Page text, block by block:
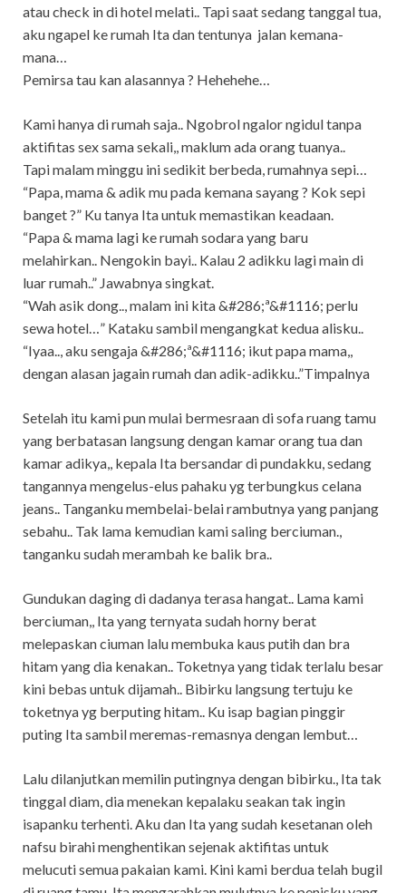
atau check in di hotel melati.. Tapi saat sedang tanggal tua,
aku ngapel ke rumah Ita dan tentunya jalan kemana-
mana…
Pemirsa tau kan alasannya ? Hehehehe…
Kami hanya di rumah saja.. Ngobrol ngalor ngidul tanpa
aktifitas sex sama sekali,, maklum ada orang tuanya..
Tapi malam minggu ini sedikit berbeda, rumahnya sepi…
“Papa, mama & adik mu pada kemana sayang ? Kok sepi
banget ?” Ku tanya Ita untuk memastikan keadaan.
“Papa & mama lagi ke rumah sodara yang baru
melahirkan.. Nengokin bayi.. Kalau 2 adikku lagi main di
luar rumah..” Jawabnya singkat.
“Wah asik dong.., malam ini kita &#286;ª&#1116; perlu
sewa hotel…” Kataku sambil mengangkat kedua alisku..
“Iyaa.., aku sengaja &#286;ª&#1116; ikut papa mama,,
dengan alasan jagain rumah dan adik-adikku..”Timpalnya
Setelah itu kami pun mulai bermesraan di sofa ruang tamu
yang berbatasan langsung dengan kamar orang tua dan
kamar adikya,, kepala Ita bersandar di pundakku, sedang
tangannya mengelus-elus pahaku yg terbungkus celana
jeans.. Tanganku membelai-belai rambutnya yang panjang
sebahu.. Tak lama kemudian kami saling berciuman.,
tanganku sudah merambah ke balik bra..
Gundukan daging di dadanya terasa hangat.. Lama kami
berciuman,, Ita yang ternyata sudah horny berat
melepaskan ciuman lalu membuka kaus putih dan bra
hitam yang dia kenakan.. Toketnya yang tidak terlalu besar
kini bebas untuk dijamah.. Bibirku langsung tertuju ke
toketnya yg berputing hitam.. Ku isap bagian pinggir
puting Ita sambil meremas-remasnya dengan lembut…
Lalu dilanjutkan memilin putingnya dengan bibirku., Ita tak
tinggal diam, dia menekan kepalaku seakan tak ingin
isapanku terhenti. Aku dan Ita yang sudah kesetanan oleh
nafsu birahi menghentikan sejenak aktifitas untuk
melucuti semua pakaian kami. Kini kami berdua telah bugil